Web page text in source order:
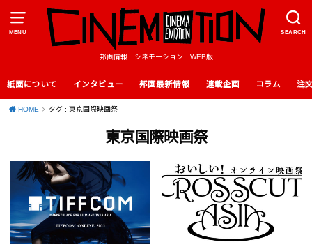
MENU SEARCH
邦画情報 シネモーション WEB版
紙面について インタビュー 邦画最新情報 連載企画 コラム 注
HOME タグ : 東京国際映画祭
東京国際映画祭